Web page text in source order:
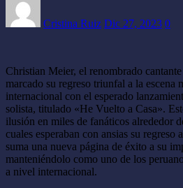
Cristina Ruiz Dic 27, 2023 0
Christian Meier, el renombrado
marcado su regreso triunfal a la escena
internacional con el esperado
solista, titulado «He Vuelto a Casa».
ilusión en miles de fanáticos alrededor
cuales esperaban con ansias su regreso
suma una nueva página de éxito a su
manteniéndolo como uno de los
a nivel internacional.